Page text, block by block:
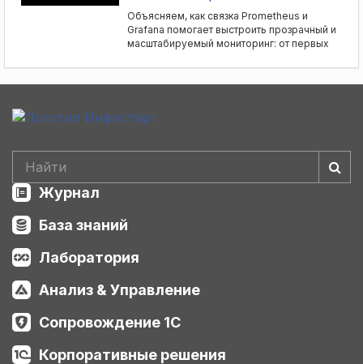
Объясняем, как связка Prometheus и
Grafana помогает выстроить прозрачный и
масштабируемый мониторинг: от первых
Учимся собирать метрики, подключать
экспортеры, настраивать Push-gateway,
контролировать сотни и тысячи
как настроить интеграцию Prometheus с 1С.
Материал расширяет технический кругозор
и демонстрирует, как поднять рабочий
Журнал
База знаний
Лаборатория
Анализ & Управление
Сопровождение 1С
Корпоративные решения